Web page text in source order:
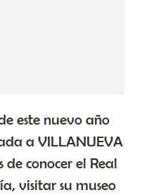
este nuevo año
a VILLANUEVA
de conocer el Real
visitar su museo